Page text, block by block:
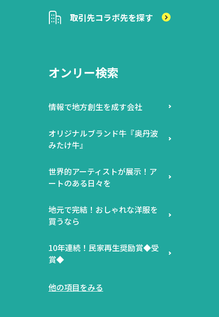
取引先コラボ先を探す
オンリー検索
情報で地方創生を成す会社
オリジナルブランド牛『奥丹波
みたけ牛』
世界的アーティストが展示！ア
ートのある日々を
地元で完結！おしゃれな洋服を
買うなら
10年連続！民家再生奨励賞◆受
賞◆
他の項目をみる